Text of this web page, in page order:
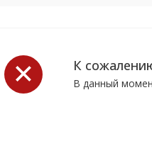
К
В данный